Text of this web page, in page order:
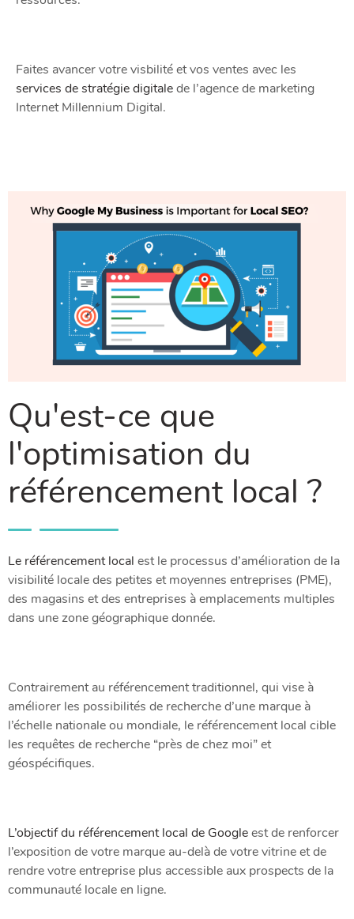
Faites avancer votre visbilité et vos ventes avec les
services de stratégie digitalede l’agence de marketing
Internet Millennium Digital.
Qu'est-ce que
l'optimisation du
référencement local ?
Le référencement local est le processus d’amélioration de la
visibilité locale des petites et moyennes entreprises (PME),
des magasins et des entreprises à emplacements multiples
dans une zone géographique donnée.
Contrairement au référencement traditionnel, qui vise à
améliorer les possibilités de recherche d’une marque à
l’échelle nationale ou mondiale, le référencement local cible
les requêtes de recherche “près de chez moi” et
géospécifiques.
L’objectif du référencement local de Googleest de renforcer
l’exposition de votre marque au-delà de votre vitrine et de
rendre votre entreprise plus accessible aux prospects de la
communauté locale en ligne.